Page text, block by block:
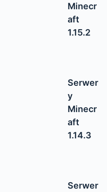
Minecr
aft
1.15.2
Serwer
y
Minecr
aft
1.14.3
Serwer